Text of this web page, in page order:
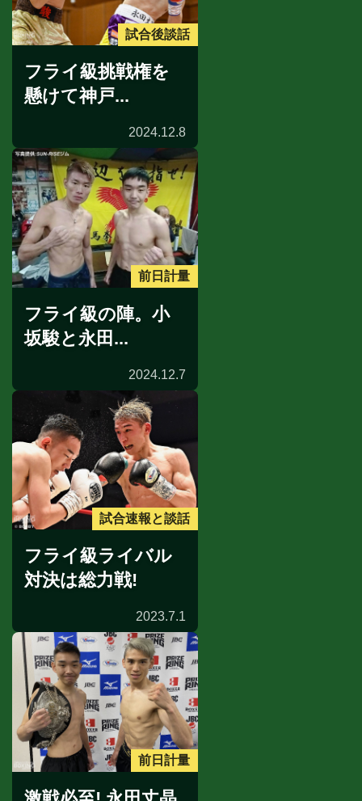
試合後談話
フライ級挑戦権を
懸けて神戸...
2024.12.8
前日計量
フライ級の陣。小
坂駿と永田...
2024.12.7
試合速報と談話
フライ級ライバル
対決は総力戦!
2023.7.1
前日計量